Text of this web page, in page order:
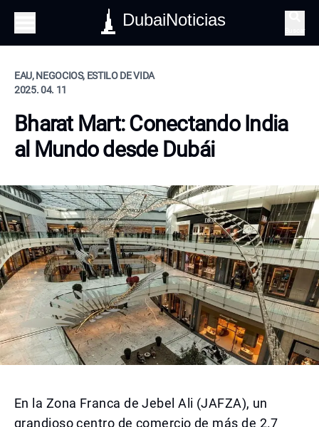
DubaiNoticias
EAU, NEGOCIOS, ESTILO DE VIDA
2025. 04. 11
Bharat Mart: Conectando India
al Mundo desde Dubái
En la Zona Franca de Jebel Ali (JAFZA), un
grandioso centro de comercio de más de 2.7